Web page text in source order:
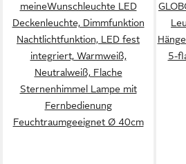
meineWunschleuchte LED
Deckenleuchte, Dimmfunktion
Nachtlichtfunktion, LED fest
integriert, Warmweiß,
Neutralweiß, Flache
Sternenhimmel Lampe mit
Fernbedienung
Feuchtraumgeeignet Ø 40cm
5-